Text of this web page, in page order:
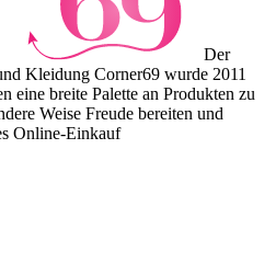
Der
Kleidung Corner69 wurde 2011
eine breite Palette an Produkten zu
Weise Freude bereiten und
Online-Einkauf